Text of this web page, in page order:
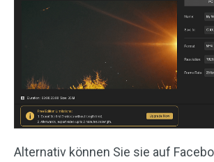
Alternativ können Sie sie auf